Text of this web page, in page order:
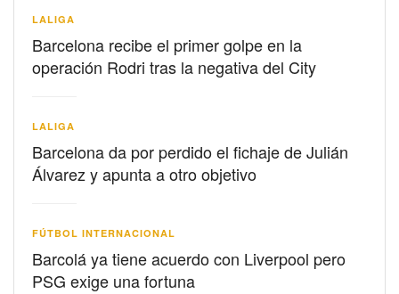
LALIGA
Barcelona recibe el primer golpe en la
operación Rodri tras la negativa del City
LALIGA
Barcelona da por perdido el fichaje de Julián
Álvarez y apunta a otro objetivo
FÚTBOL INTERNACIONAL
Barcolá ya tiene acuerdo con Liverpool pero
PSG exige una fortuna